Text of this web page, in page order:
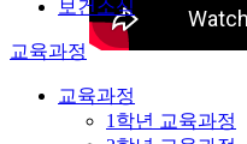
보건소식
교육과정
교육과정
1학년 교육과정